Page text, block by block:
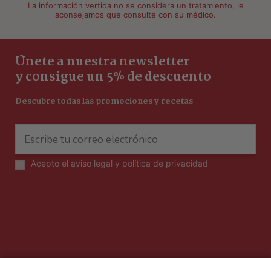
La información vertida no se considera un tratamiento, le
aconsejamos que consulte con su médico.
Únete a nuestra newsletter
y consigue un 5% de descuento
Descubre todas las promociones y recetas
Acepto el aviso legal y política de privacidad